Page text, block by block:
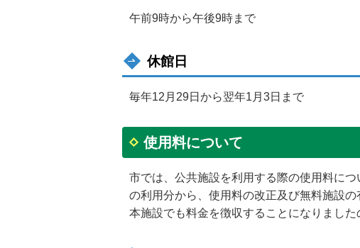
午前9時から午後9時まで
休館日
毎年12月29日から翌年1月3日まで
使用料について
市では、公共施設を利用する際の使用料に
の利用分から、使用料の改正及び無料施設の
本施設でも料金を徴収することになりまし